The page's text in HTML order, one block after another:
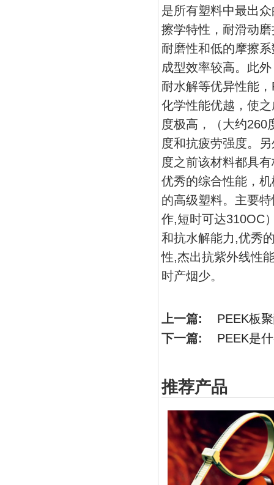
是所有塑料中最出
擦学特性，耐滑动
耐磨性和低的摩擦
成型效率较高。此
耐水解等优异性能
化学性能优越，使
度极高，（大约260
度和抗疲劳强度。
度之前该材料都具
优秀的综合性能，
的高级塑料。主要
作,短时可达310OC
和抗水解能力,优秀
性,杰出抗紫外线性
时产烟少。
上一篇: PEEK板
下一篇: PEEK是
推荐产品